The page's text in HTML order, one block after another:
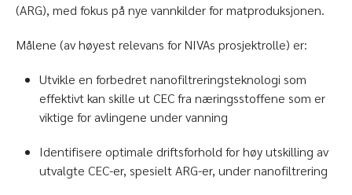
(ARG), med fokus på nye vannkilder for matproduksjonen.
Målene (av høyest relevans for NIVAs prosjektrolle) er:
Utvikle en forbedret nanofiltreringsteknologi som
effektivt kan skille ut CEC fra næringsstoffene som er
viktige for avlingene under vanning
Identifisere optimale driftsforhold for høy utskilling av
utvalgte CEC-er, spesielt ARG-er, under nanofiltrering